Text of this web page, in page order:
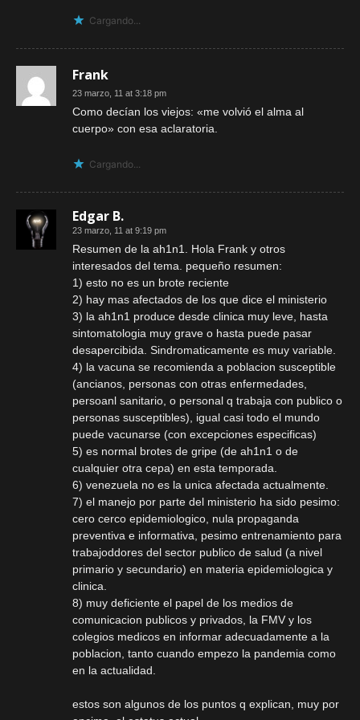
Cargando...
Frank
23 marzo, 11 at 3:18 pm
Como decían los viejos: «me volvió el alma al
cuerpo» con esa aclaratoria.
Cargando...
Edgar B.
23 marzo, 11 at 9:19 pm
Resumen de la ah1n1. Hola Frank y otros
interesados del tema. pequeño resumen:
1) esto no es un brote reciente
2) hay mas afectados de los que dice el ministerio
3) la ah1n1 produce desde clinica muy leve, hasta
sintomatologia muy grave o hasta puede pasar
desapercibida. Sindromaticamente es muy variable.
4) la vacuna se recomienda a poblacion susceptible
(ancianos, personas con otras enfermedades,
persoanl sanitario, o personal q trabaja con publico o
personas susceptibles), igual casi todo el mundo
puede vacunarse (con excepciones especificas)
5) es normal brotes de gripe (de ah1n1 o de
cualquier otra cepa) en esta temporada.
6) venezuela no es la unica afectada actualmente.
7) el manejo por parte del ministerio ha sido pesimo:
cero cerco epidemiologico, nula propaganda
preventiva e informativa, pesimo entrenamiento para
trabajoddores del sector publico de salud (a nivel
primario y secundario) en materia epidemiologica y
clinica.
8) muy deficiente el papel de los medios de
comunicacion publicos y privados, la FMV y los
colegios medicos en informar adecuadamente a la
poblacion, tanto cuando empezo la pandemia como
en la actualidad.
estos son algunos de los puntos q explican, muy por